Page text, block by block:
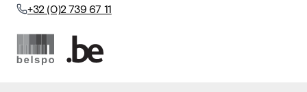
+32 (0)2 739 67 11